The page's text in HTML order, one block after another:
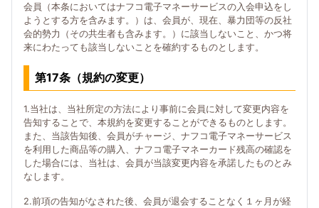
会員（本条においてはナフコ電子マネーサービスの入会申込をし
ようとする方を含みます。）は、会員が、現在、暴力団等の反社
会的勢力（その共生者も含みます。）に該当しないこと、かつ将
来にわたっても該当しないことを確約するものとします。
第17条（規約の変更）
1.当社は、当社所定の方法により事前に会員に対して変更内容を
告知することで、本規約を変更することができるものとします。
また、当該告知後、会員がチャージ、ナフコ電子マネーサービス
を利用した商品等の購入、ナフコ電子マネーカード残高の確認を
した場合には、当社は、会員が当該変更内容を承諾したものとみ
なします。
2.前項の告知がなされた後、会員が退会することなく１ヶ月が経